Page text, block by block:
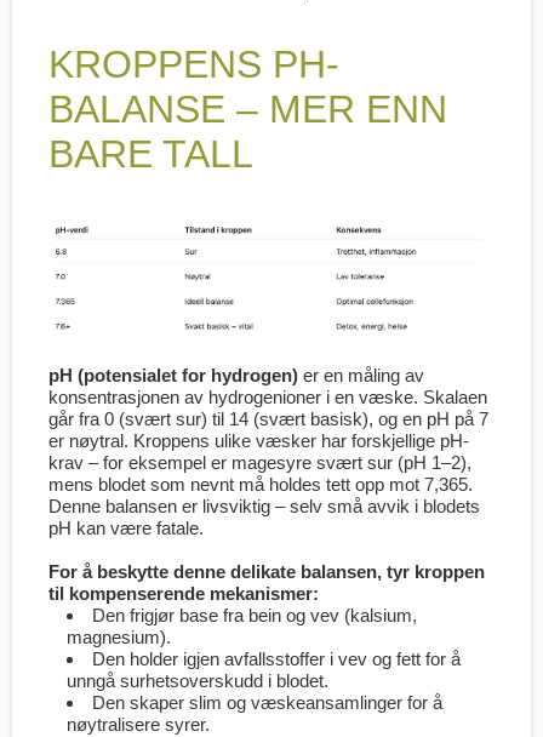
KROPPENS PH-
BALANSE – MER ENN
BARE TALL
pH (potensialet for hydrogen) er en måling av
konsentrasjonen av hydrogenioner i en væske. Skalaen
går fra 0 (svært sur) til 14 (svært basisk), og en pH på 7
er nøytral. Kroppens ulike væsker har forskjellige pH-
krav – for eksempel er magesyre svært sur (pH 1–2),
mens blodet som nevnt må holdes tett opp mot 7,365.
Denne balansen er livsviktig – selv små avvik i blodets
pH kan være fatale.
For å beskytte denne delikate balansen, tyr kroppen
til kompenserende mekanismer:
Den frigjør base fra bein og vev (kalsium,
magnesium).
Den holder igjen avfallsstoffer i vev og fett for å
unngå surhetsoverskudd i blodet.
Den skaper slim og væskeansamlinger for å
nøytralisere syrer.